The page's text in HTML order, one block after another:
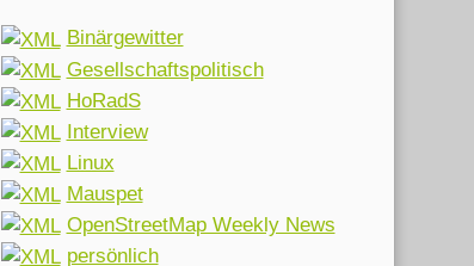
Binärgewitter
Gesellschaftspolitisch
HoRadS
Interview
Linux
Mauspet
OpenStreetMap Weekly News
persönlich